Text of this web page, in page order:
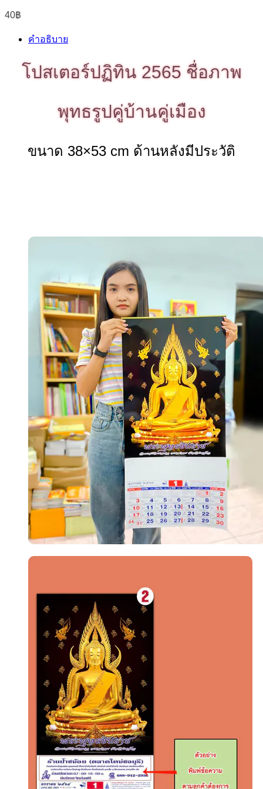
40฿
คำอธิบาย
โปสเตอร์ปฏิทิน 2565 ชื่อภาพ
พุทธรูปคู่บ้านคู่เมือง
ขนาด 38×53 cm ด้านหลังมีประวัติ